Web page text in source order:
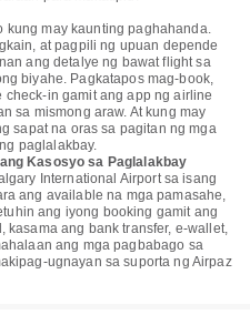
kung may kaunting paghahanda.
at pagpili ng upuan depende
ang detalye ng bawat flight sa
biyahe. Pagkatapos mag-book,
in gamit ang app ng airline
sa mismong araw. At kung may
sapat na oras sa pagitan ng mga
paglalakbay.
Kasosyo sa Paglalakbay
International Airport sa isang
ang available na mga pamasahe,
ang iyong booking gamit ang
kasama ang bank transfer, e-wallet,
ang mga pagbabago sa
ugnayan sa suporta ng Airpaz